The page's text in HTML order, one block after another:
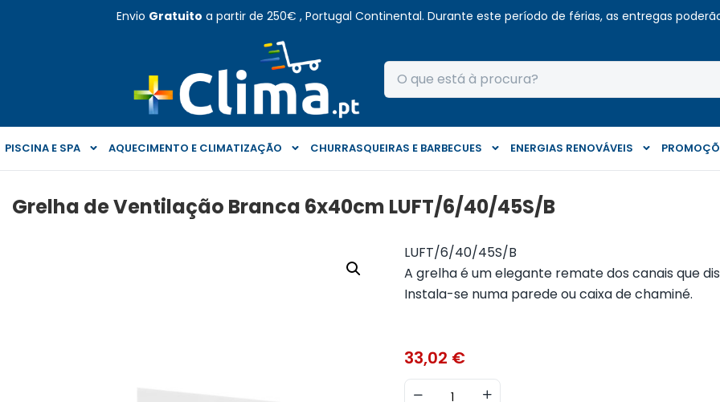
Envio Gratuito a partir de 250€ , Portugal Continental. Durante este período de férias, as entregas
PISCINA E SPA AQUECIMENTO E CLIMATIZAÇÃO CHURRASQUEIRAS E BARBECUES ENERGIAS RENOVÁVEIS
Grelha de Ventilação Branca 6x40cm LUFT/6/40/45S/B
LUFT/6/40/45S/B
A grelha é um elegante remate dos canais que
Instala-se numa parede ou caixa de chaminé.
33,02 €